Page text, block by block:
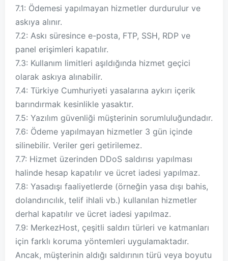
7.1: Ödemesi yapılmayan hizmetler durdurulur ve
askıya alınır.
7.2: Askı süresince e-posta, FTP, SSH, RDP ve
panel erişimleri kapatılır.
7.3: Kullanım limitleri aşıldığında hizmet geçici
olarak askıya alınabilir.
7.4: Türkiye Cumhuriyeti yasalarına aykırı içerik
barındırmak kesinlikle yasaktır.
7.5: Yazılım güvenliği müşterinin sorumluluğundadır.
7.6: Ödeme yapılmayan hizmetler 3 gün içinde
silinebilir. Veriler geri getirilemez.
7.7: Hizmet üzerinden DDoS saldırısı yapılması
halinde hesap kapatılır ve ücret iadesi yapılmaz.
7.8: Yasadışı faaliyetlerde (örneğin yasa dışı bahis,
dolandırıcılık, telif ihlali vb.) kullanılan hizmetler
derhal kapatılır ve ücret iadesi yapılmaz.
7.9: MerkezHost, çeşitli saldırı türleri ve katmanları
için farklı koruma yöntemleri uygulamaktadır.
Ancak, müşterinin aldığı saldırının türü veya boyutu